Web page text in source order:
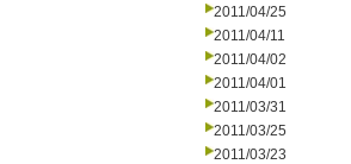
2011/04/25
2011/04/11
2011/04/02
2011/04/01
2011/03/31
2011/03/25
2011/03/23